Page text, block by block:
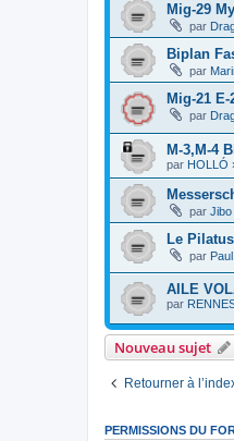
Mig-29
par
Biplan
par
Mig-21
par
M-3,M-4
par HOLLÓ
par Jibo
Le
par Paul
AILE
par
Nouveau sujet
Retourner à
PERMISSIONS DU